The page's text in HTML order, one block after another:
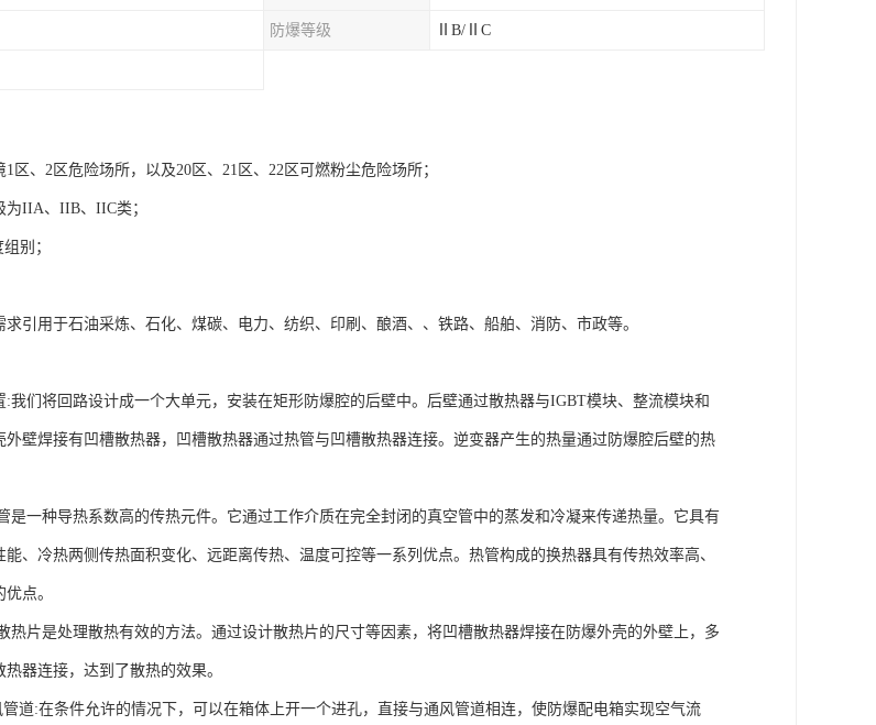
防爆等级 ⅡB/ⅡC
、2区危险场所，以及20区、21区、22区可燃粉尘危险场所；
IIA、IIB、IIC类；
别；
引用于石油采炼、石化、煤碳、电力、纺织、印刷、酿酒、、铁路、船舶、消防、市政等。
:我们将回路设计成一个大单元，安装在矩形防爆腔的后壁中。后壁通过散热器与IGBT模块、整流模块和
壁焊接有凹槽散热器，凹槽散热器通过热管与凹槽散热器连接。逆变器产生的热量通过防爆腔后壁的热
是一种导热系数高的传热元件。它通过工作介质在完全封闭的真空管中的蒸发和冷凝来传递热量。它具有
、冷热两侧传热面积变化、远距离传热、温度可控等一系列优点。热管构成的换热器具有传热效率高、
点。
热片是处理散热有效的方法。通过设计散热片的尺寸等因素，将凹槽散热器焊接在防爆外壳的外壁上，多
器连接，达到了散热的效果。
道:在条件允许的情况下，可以在箱体上开一个进孔，直接与通风管道相连，使防爆配电箱实现空气流